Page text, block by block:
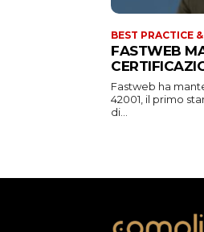
BEST PRACTICE
FASTWEB
Fastweb ha
42001, il primo
di...